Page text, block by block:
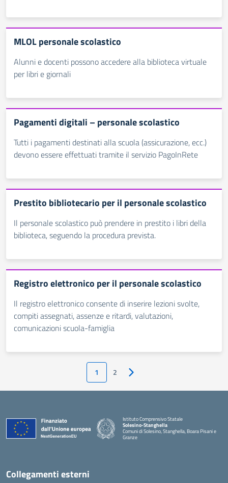
MLOL personale scolastico
Alunni e docenti possono accedere alla biblioteca virtuale
per libri e giornali
Pagamenti digitali – personale scolastico
Tutti i pagamenti destinati alla scuola (assicurazione, ecc.)
devono essere effettuati tramite il servizio PagoInRete
Prestito bibliotecario per il personale scolastico
Il personale scolastico può prendere in prestito i libri della
biblioteca, seguendo la procedura prevista.
Registro elettronico per il personale scolastico
Il registro elettronico consente di inserire lezioni svolte,
compiti assegnati, assenze e ritardi, valutazioni,
comunicazioni scuola-famiglia
1 2 Pagina successiva
Istituto Comprensivo Statale
Solesino-Stanghella
Comuni di Solesino, Stanghella, Boara Pisani e
Granze
Collegamenti esterni